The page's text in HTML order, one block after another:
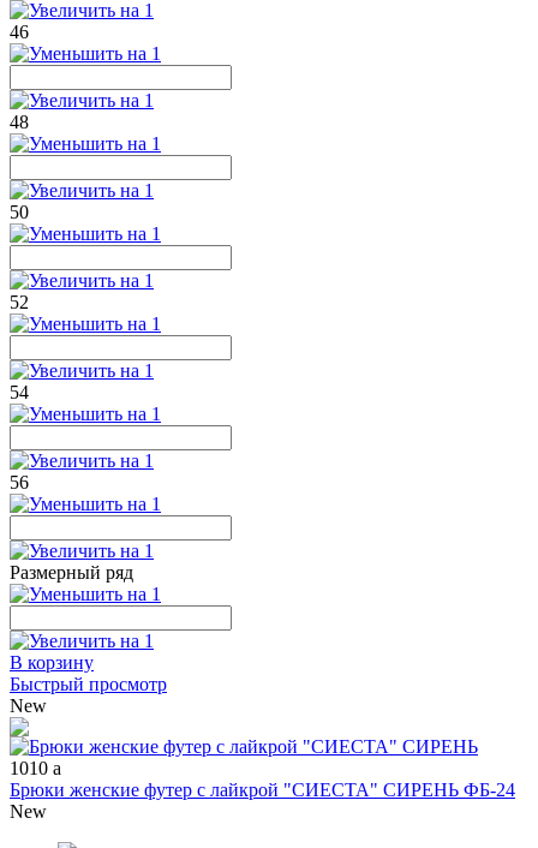
46
48
50
52
54
56
Размерный ряд
В корзину
Быстрый просмотр
New
1010 a
Брюки женские футер с лайкрой "СИЕСТА" СИРЕНЬ ФБ-24
New